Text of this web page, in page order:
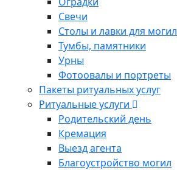
Свечи
Столы и лавки для могил
Тумбы, памятники
Урны
Фотоовалы и портреты
Пакеты ритуальных услуг
Ритуальные услуги
Родительский день
Кремация
Выезд агента
Благоустройство могил